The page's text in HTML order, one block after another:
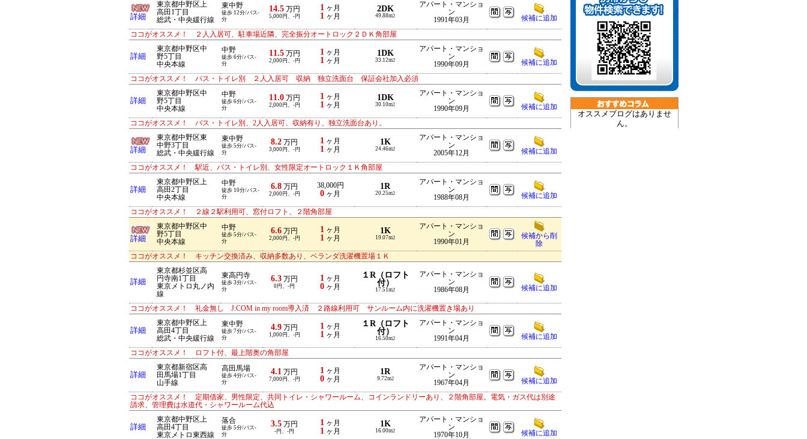
オススメブログはありませ
ん。
詳細
東京都中野区上
高田1丁目
総武・中央緩行線
東中野
徒歩 12分/バス-
分
14.5万円
5,000円、-円
1 ヶ月
1 ヶ月
2DK
49.88m2
アパート・マンショ
ン
1991年03月
候補に追加
ココがオススメ！ ２人入居可、駐車場近隣、完全振分オートロック２ＤＫ角部屋
詳細
東京都中野区中
野5丁目
中央本線
中野
徒歩 6分/バス-
分
11.5万円
2,000円、-円
1 ヶ月
1 ヶ月
1DK
33.12m2
アパート・マンショ
ン
1990年09月
候補に追加
ココがオススメ！ バス・トイレ別 ２人入居可 収納 独立洗面台 保証会社加入必須
詳細
東京都中野区中
野5丁目
中央本線
中野
徒歩 6分/バス-
分
11.0万円
2,000円、-円
1 ヶ月
1 ヶ月
1DK
30.10m2
アパート・マンショ
ン
1990年09月
候補に追加
ココがオススメ！ バス・トイレ別、2人入居可、収納有り、独立洗面台あり。
詳細
東京都中野区東
中野3丁目
総武・中央緩行線
東中野
徒歩 5分/バス-
分
8.2 万円
3,000円、-円
1 ヶ月
1 ヶ月
1K
24.46m2
アパート・マンショ
ン
2005年12月
候補に追加
ココがオススメ！ 駅近、バス・トイレ別、女性限定オートロック１Ｋ角部屋
詳細
東京都中野区上
高田2丁目
中央本線
中野
徒歩 10分/バス-
分
6.8 万円
2,000円、-円
38,000円
0 ヶ月
1R
20.25m2
アパート・マンショ
ン
1988年08月
候補に追加
ココがオススメ！ ２線２駅利用可、窓付ロフト、２階角部屋
詳細
東京都中野区中
野5丁目
中央本線
中野
徒歩 5分/バス-
分
6.6 万円
2,000円、-円
1 ヶ月
1 ヶ月
1K
19.07m2
アパート・マンショ
ン
1990年01月
候補から削
除
ココがオススメ！ キッチン交換済み、収納多数あり、ベランダ洗濯機置場１Ｋ
詳細
東京都杉並区高
円寺南1丁目
東京メトロ丸ノ内
線
東高円寺
徒歩 3分/バス-
分
6.3 万円
0円、-円
1 ヶ月
0 ヶ月
１R（ロフト
付）
17.51m2
アパート・マンショ
ン
1986年08月
候補に追加
ココがオススメ！ 礼金無し J:COM in my room導入済 ２路線利用可 サンルーム内に洗濯機置き場あり
詳細
東京都中野区上
高田4丁目
総武・中央緩行線
東中野
徒歩 7分/バス-
分
4.9 万円
1,000円、-円
1 ヶ月
1 ヶ月
１R（ロフト
付）
16.50m2
アパート・マンショ
ン
1991年04月
候補に追加
ココがオススメ！ ロフト付、最上階奥の角部屋
詳細
東京都新宿区高
田馬場1丁目
山手線
高田馬場
徒歩 4分/バス-
分
4.1 万円
7,000円、-円
1 ヶ月
0 ヶ月
1R
9.72m2
アパート・マンショ
ン
1967年04月
候補に追加
ココがオススメ！ 定期借家、男性限定、共同トイレ・シャワールーム、コインランドリーあり、２階角部屋。電気・ガス代は別途
請求、管理費は水道代・シャワールーム代込
詳細
東京都中野区上
高田4丁目
東京メトロ東西線
落合
徒歩 5分/バス-
分
3.5 万円
-円、-円
1 ヶ月
1 ヶ月
1K
16.00m2
アパート・マンショ
ン
1970年10月
候補に追加